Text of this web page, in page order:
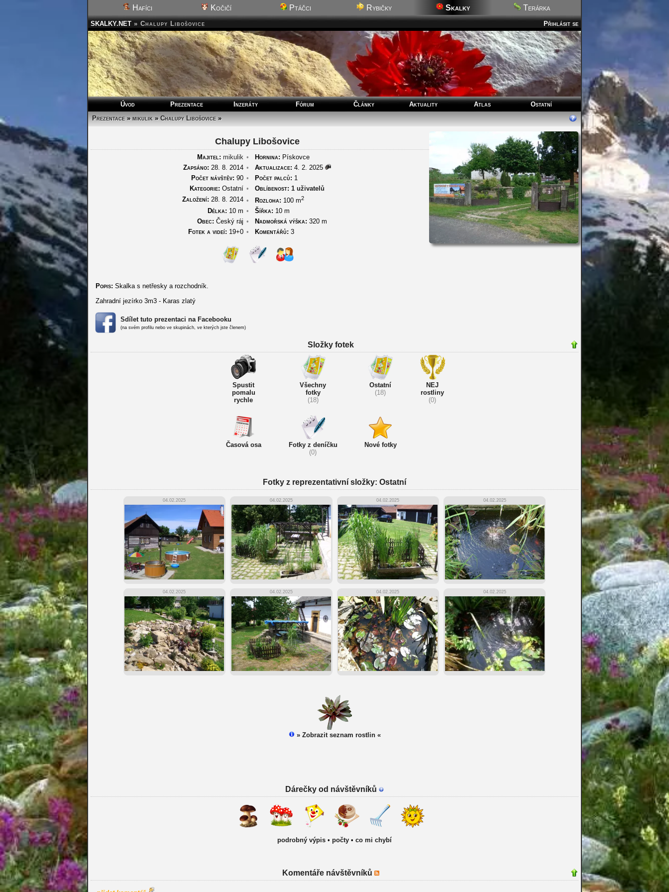
Hafíci Kočičí Ptáčci Rybičky Skalky Terárka
Přihlásit se
SKALKY.NET » Chalupy Libošovice
Úvod Prezentace Inzeráty Fórum Články Aktuality Atlas
Ostatní
Prezentace»mikulik»Chalupy Libošovice»
Chalupy Libošovice
Majitel: mikulik • Hornina: Pískovce
Zapsáno: 28. 8. 2014 • Aktualizace: 4. 2. 2025
Počet návštěv: 90 • Počet palců: 1
Kategorie: Ostatní • Oblíbenost: 1 uživatelů
Založení: 28. 8. 2014 • Rozloha: 100 m2
Délka: 10 m • Šířka: 10 m
Obec: Český ráj • Nadmořská výška: 320 m
Fotek a videí: 19+0 • Komentářů: 3
Popis: Skalka s netřesky a rozchodník.
Zahradní jezírko 3m3 - Karas zlatý
Sdílet tuto prezentaci na Facebooku
(na svém profilu nebo ve skupinách, ve kterých jste členem)
Složky fotek
Spustit
pomalu
rychle
Všechny
fotky
(18)
Ostatní
(18)
NEJ
rostliny
(0)
Časová osa
Fotky z deníčku
(0)
Nové fotky
Fotky z reprezentativní složky: Ostatní
04.02.2025 04.02.2025 04.02.2025 04.02.2025
04.02.2025 04.02.2025 04.02.2025 04.02.2025
» Zobrazit seznam rostlin «
Dárečky od návštěvníků
podrobný výpis • počty • co mi chybí
Komentáře návštěvníků